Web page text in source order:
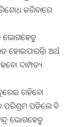
କରିବାରେ
ଭୋଗହେତୁ
ହୋଇପାରନ୍ତି। ଅର୍ଥ
ଦାମ୍ପତ୍ୟ
ରହିବେ।
ପରିଶ୍ରମ ପଡ଼ିଲେ ବି
ଭୋଗହେତୁ